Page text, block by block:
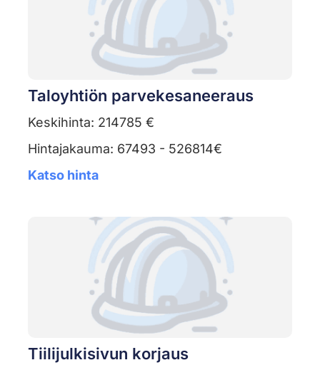
Taloyhtiön parvekesaneeraus
Keskihinta: 214785 €
Hintajakauma: 67493 - 526814€
Katso hinta
Tiilijulkisivun korjaus